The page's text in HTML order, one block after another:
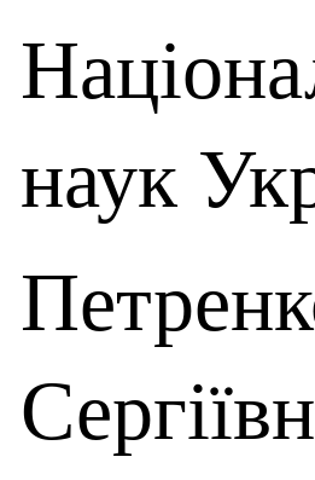
наук